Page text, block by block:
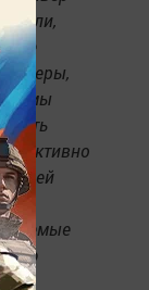
сферы,
нашей